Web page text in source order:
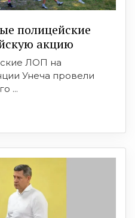
полицейские
акцию
ЛОП на
Унеча провели
...